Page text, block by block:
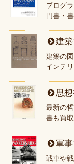
プログ
門書・
建
建築の
インテ
思
最新の
書も買取
軍
戦車や